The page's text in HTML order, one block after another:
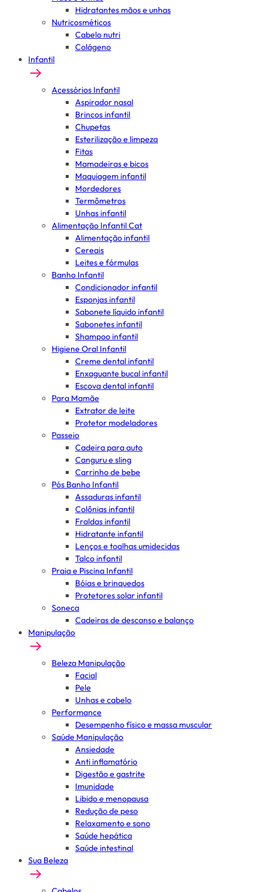
Hidratantes mãos e unhas
Nutricosméticos
Cabelo nutri
Colágeno
Infantil
Acessórios Infantil
Aspirador nasal
Brincos infantil
Chupetas
Esterilização e limpeza
Fitas
Mamadeiras e bicos
Maquiagem infantil
Mordedores
Termômetros
Unhas infantil
Alimentação Infantil Cat
Alimentação infantil
Cereais
Leites e fórmulas
Banho Infantil
Condicionador infantil
Esponjas infantil
Sabonete líquido infantil
Sabonetes infantil
Shampoo infantil
Higiene Oral Infantil
Creme dental infantil
Enxaguante bucal infantil
Escova dental infantil
Para Mamãe
Extrator de leite
Protetor modeladores
Passeio
Cadeira para auto
Canguru e sling
Carrinho de bebe
Pós Banho Infantil
Assaduras infantil
Colônias infantil
Fraldas infantil
Hidratante infantil
Lenços e toalhas umidecidas
Talco infantil
Praia e Piscina Infantil
Bóias e brinquedos
Protetores solar infantil
Soneca
Cadeiras de descanso e balanço
Manipulação
Beleza Manipulação
Facial
Pele
Unhas e cabelo
Performance
Desempenho físico e massa muscular
Saúde Manipulação
Ansiedade
Anti inflamatório
Digestão e gastrite
Imunidade
Libido e menopausa
Redução de peso
Relaxamento e sono
Saúde hepática
Saúde intestinal
Sua Beleza